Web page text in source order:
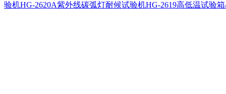
验机HG-2620A紫外线碳弧灯耐候试验机HG-2619高低温试验